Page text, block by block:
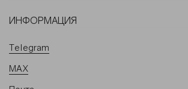
ИНФОРМАЦИЯ
Telegram
MAX